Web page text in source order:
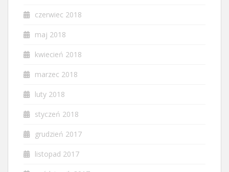
czerwiec 2018
maj 2018
kwiecień 2018
marzec 2018
luty 2018
styczeń 2018
grudzień 2017
listopad 2017